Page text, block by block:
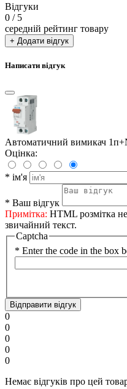
Відгуки
0 / 5
середній рейтинг товару
+ Додати відгук
Написати відгук
Автоматичний вимикач
Оцінка:
* ім'я
* Ваш відгук
Примітка: HTML розмітка
звичайний текст.
Captcha
* Enter the code in the box
Відправити відгук
0
0
0
0
0
Немає відгуків про цей